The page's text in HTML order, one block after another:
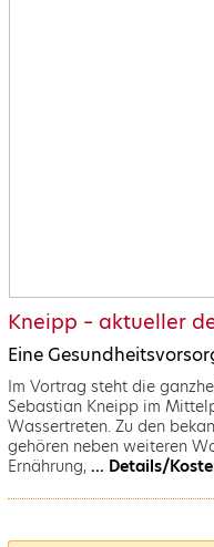
Kneipp – aktueller
Eine
Im Vortrag steht die
Sebastian Kneipp im
Wassertreten. Zu den
gehören neben weiteren
Ernährung,... Details/